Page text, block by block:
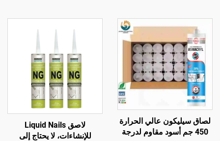
لصاق سيليكون عالي الحرارة
450 جم أسود مقاوم لدرجة
لاصق Liquid Nails
للإنشاءات، لا يحتاج إلى